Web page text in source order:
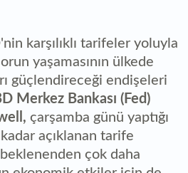
karşılıklı tarifeler yoluyla
yaşamasının ülkede
güçlendireceği endişeleri
Merkez Bankası (Fed)
çarşamba günü yaptığı
açıklanan tarife
beklenenden çok daha